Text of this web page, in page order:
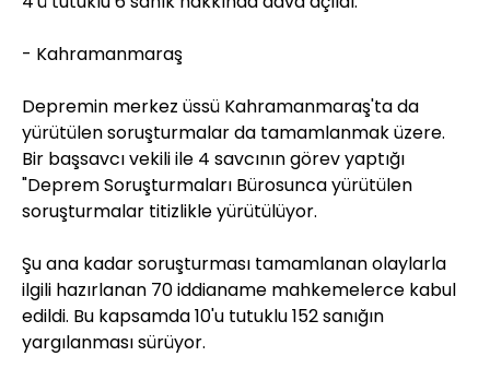
- Kahramanmaraş
Depremin merkez üssü Kahramanmaraş'ta da
yürütülen soruşturmalar da tamamlanmak üzere.
Bir başsavcı vekili ile 4 savcının görev yaptığı
"Deprem Soruşturmaları Bürosunca yürütülen
soruşturmalar titizlikle yürütülüyor.
Şu ana kadar soruşturması tamamlanan olaylarla
ilgili hazırlanan 70 iddianame mahkemelerce kabul
edildi. Bu kapsamda 10'u tutuklu 152 sanığın
yargılanması sürüyor.